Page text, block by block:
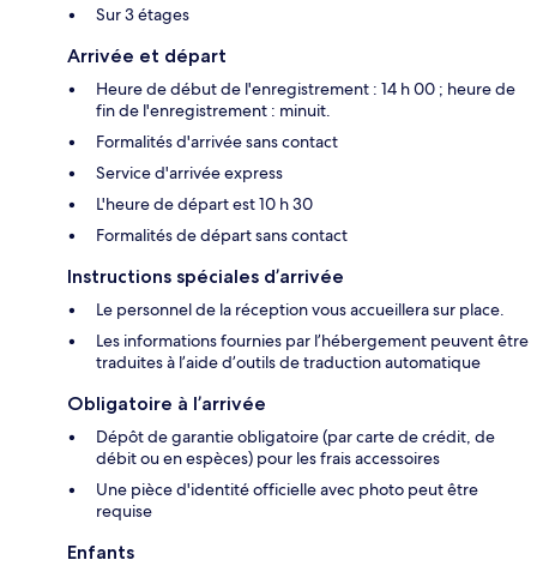
Sur 3 étages
Arrivée et départ
Heure de début de l'enregistrement : 14 h 00 ; heure de
fin de l'enregistrement : minuit.
Formalités d'arrivée sans contact
Service d'arrivée express
L'heure de départ est 10 h 30
Formalités de départ sans contact
Instructions spéciales d’arrivée
Le personnel de la réception vous accueillera sur place.
Les informations fournies par l’hébergement peuvent être
traduites à l’aide d’outils de traduction automatique
Obligatoire à l’arrivée
Dépôt de garantie obligatoire (par carte de crédit, de
débit ou en espèces) pour les frais accessoires
Une pièce d'identité officielle avec photo peut être
requise
Enfants